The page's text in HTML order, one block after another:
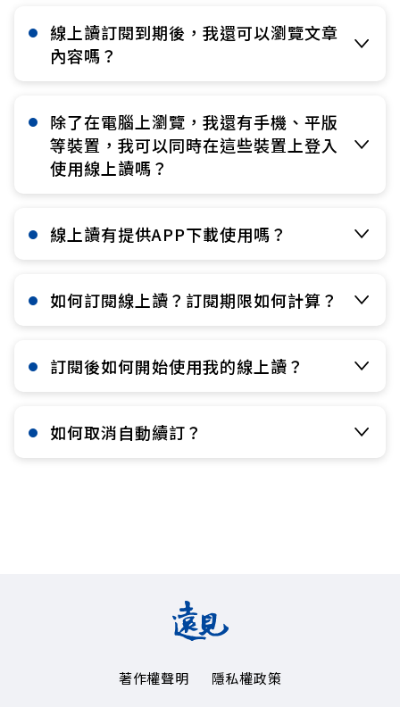
線上讀訂閱到期後，我還可以瀏覽文章
內容嗎？​
除了在電腦上瀏覽，我還有手機、平版
等裝置，我可以同時在這些裝置上登入
使用線上讀嗎？​
線上讀有提供APP下載使用嗎？​
如何訂閱線上讀？訂閱期限如何計算？​
訂閱後如何開始使用我的線上讀？​
如何取消自動續訂？
著作權聲明
隱私權政策